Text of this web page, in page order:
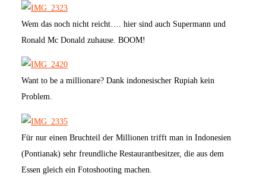
Wem das noch nicht reicht…. hier sind auch Supermann und
Ronald Mc Donald zuhause. BOOM!
Want to be a millionare? Dank indonesischer Rupiah kein
Problem.
Für nur einen Bruchteil der Millionen trifft man in Indonesien
(Pontianak) sehr freundliche Restaurantbesitzer, die aus dem
Essen gleich ein Fotoshooting machen.